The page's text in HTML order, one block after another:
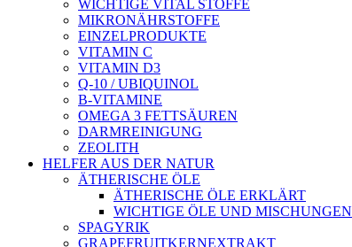
WICHTIGE VITAL STOFFE
MIKRONÄHRSTOFFE
EINZELPRODUKTE
VITAMIN C
VITAMIN D3
Q-10 / UBIQUINOL
B-VITAMINE
OMEGA 3 FETTSÄUREN
DARMREINIGUNG
ZEOLITH
HELFER AUS DER NATUR
ÄTHERISCHE ÖLE
ÄTHERISCHE ÖLE ERKLÄRT
WICHTIGE ÖLE UND MISCHUNGEN
SPAGYRIK
GRAPEFRUITKERNEXTRAKT